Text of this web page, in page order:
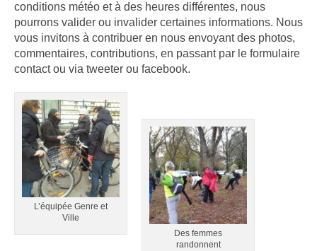
conditions météo et à des heures différentes, nous
pourrons valider ou invalider certaines informations. Nous
vous invitons à contribuer en nous envoyant des photos,
commentaires, contributions, en passant par le formulaire
contact ou via tweeter ou facebook.
L’équipée Genre et
Ville
Des femmes
randonnent